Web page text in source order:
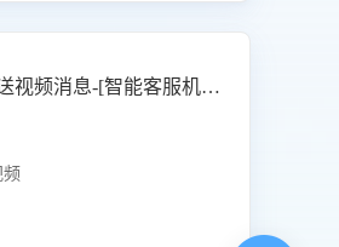
抖音-自动发送视频消息-[智能客服机器人]